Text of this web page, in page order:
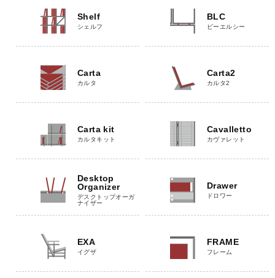
Shelf
シェルフ
BLC
ビーエルシー
Carta
カルタ
Carta2
カルタ2
Carta kit
カルタキット
Cavalletto
カヴァレット
Desktop
Organizer
デスクトップオーガ
ナイザー
Drawer
ドロワー
EXA
イグザ
FRAME
フレーム